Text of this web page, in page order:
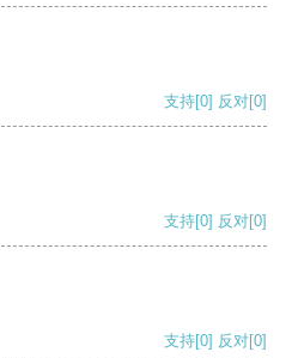
支持[0] 反对[0]
支持[0] 反对[0]
支持[0] 反对[0]